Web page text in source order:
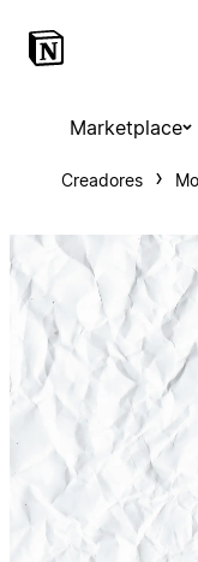
Marketplace
Creadores